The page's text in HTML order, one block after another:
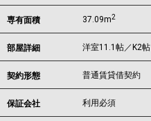
専有面積 37.09m2
部屋詳細 洋室11.1帖／K2帖
契約形態 普通賃貸借契約
保証会社 利用必須